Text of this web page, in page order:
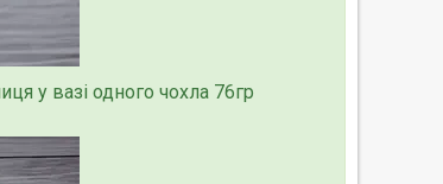
у вазі одного чохла 76гр